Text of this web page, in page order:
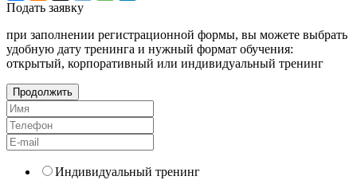
Подать заявку
при заполнении регистрационной формы, вы можете выбрать
удобную дату тренинга и нужный формат обучения:
открытый, корпоративный или индивидуальный тренинг
Продолжить
Индивидуальный тренинг